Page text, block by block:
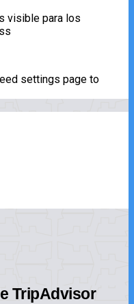
visible para los
settings page to
TripAdvisor